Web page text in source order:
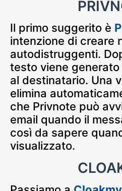
Il primo suggerito è
intenzione di creare
autodistruggenti.
testo viene
al destinatario. Una
elimina
che Privnote può
email quando il
così da sapere
visualizzato.